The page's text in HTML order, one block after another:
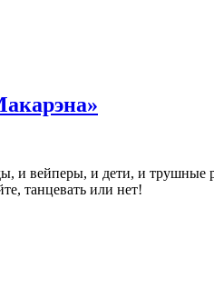
вейперы, и дети, и трушные
танцевать или нет!